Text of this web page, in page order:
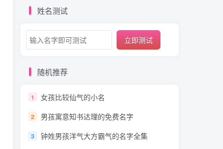
姓名测试
立即测试
随机推荐
1 女孩比较仙气的小名
2 男孩寓意知书达理的免费名字
3 钟姓男孩洋气大方霸气的名字全集